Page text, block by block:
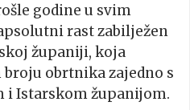
godine u svim
rast zabilježen
županiji, koja
obrtnika zajedno s
Istarskom županijom.